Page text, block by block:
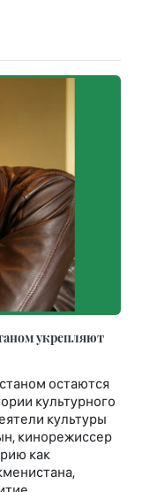
укрепляют
остаются
культурного
культуры
кинорежиссер
как